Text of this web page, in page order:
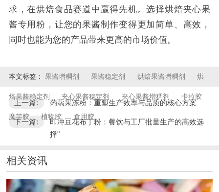
求，在烘焙食品赛道中赢得先机。选择烘焙夹心果
酱专用粉，让您的果酱制作变得更加简单、高效，
同时也能为您的产品带来更高的市场价值。
本文标签： 果酱增稠剂 果酱稳定剂 烘焙果酱增稠剂 烘
焙果酱稳定剂 夹心果酱稳定剂 夹心果酱增稠剂 卡拉胶
魔芋胶 植物胶 食用胶
上一篇: 蒟蒻果冻粉：重塑生产效率与品质的核心方案
下一篇:
即冲豆花布丁粉：餐饮与工厂批量生产的高效选
择"
相关资讯